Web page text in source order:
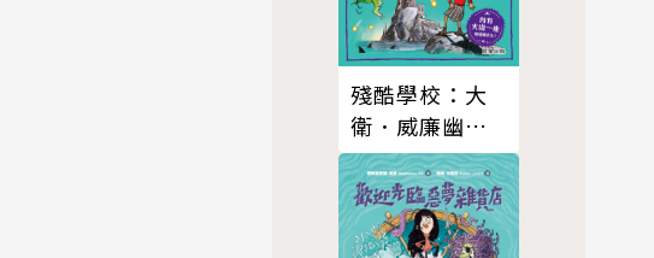
殘酷學校：大
衛．威廉幽默
成長小說16